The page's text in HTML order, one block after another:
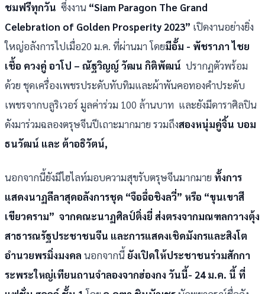
ชมฟรีทุกวัน ซึ่งงาน “Siam Paragon The Grand
Celebration of Golden Prosperity 2023” เปิดงานอย่างยิ่ง
ใหญ่อลังการไปเมื่อ20 ม.ค. ที่ผ่านมา โดยมีอั้ม - พัชราภา ไชย
เชื้อ ควงคู่ อาโป – ณัฐวิญญ์ วัฒน กิติพัฒน์ ปรากฏตัวพร้อม
ด้วย ชุดเครื่องเพชรประดับทับทิมและผ้าพันคอทองคำประดับ
เพชรจากบลูริเวอร์ มูลค่าร่วม 100 ล้านบาท และยังมีดาราศิลปิน
ดังมาร่วมฉลองตรุษจีนปีเถาะมากมาย รวมถึงสองหนุ่มคู่จิ้น บอม
ธนวัฒน์ และ ต้าอธิวัตน์,
นอกจากนี้ยังมีไฮไลท์มอบความสุขรับตรุษจีนมากมาย ทั้งการ
แสดงนาฏลีลาสุดอลังการชุด “จือฉื่อชิงลวี่” หรือ “ขุนเขาสี
เขียวคราม” จากคณะนาฏศิลป์ติ่งยี่ ส่งตรงจากมณฑลกวางตุ้ง
สาธารณรัฐประชาชนจีน และการแสดงเชิดมังกรและสิงโต
อำนวยพรมิ่งมงคล นอกจากนี้ ยังเปิดให้ประชาชนร่วมสักกา
ระพระใหญ่เทียนถานจำลองจากฮ่องกง วันนี้- 24 ม.ค. นี้ ที่